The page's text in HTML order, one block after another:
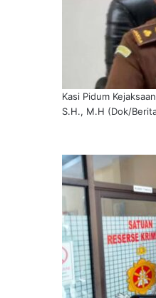
Kasi Pidum
S.H., M.H (Dok/